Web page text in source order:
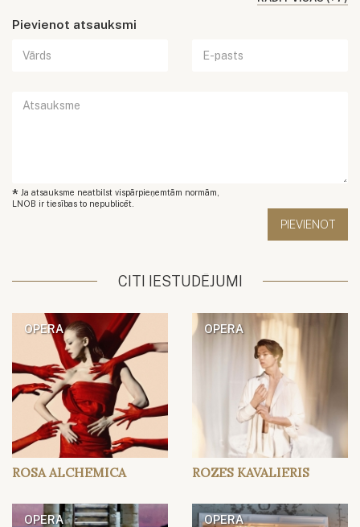
Pievienot atsauksmi
* Ja atsauksme neatbilst vispārpieņemtām normām,
LNOB ir tiesības to nepublicēt.
CITI IESTUDĒJUMI
OPERA
ROSA ALCHEMICA
OPERA
ROZES KAVALIERIS
OPERA OPERA